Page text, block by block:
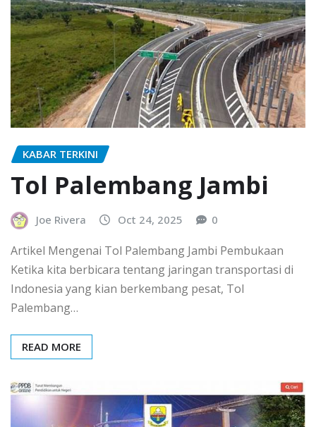
KABAR TERKINI
Tol Palembang Jambi
Joe Rivera Oct 24, 2025 0
Artikel Mengenai Tol Palembang Jambi Pembukaan
Ketika kita berbicara tentang jaringan transportasi di
Indonesia yang kian berkembang pesat, Tol
Palembang…
READ MORE